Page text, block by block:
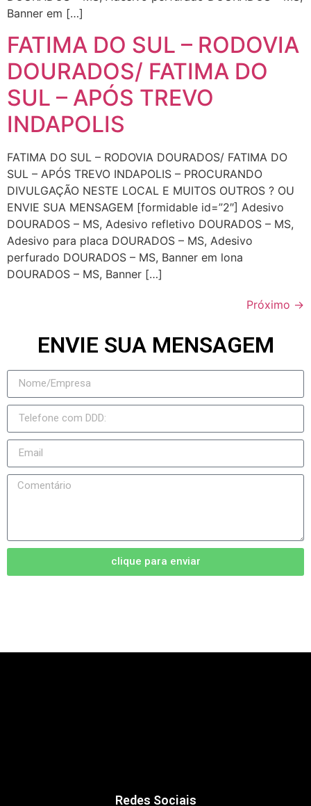
Banner em […]
FATIMA DO SUL – RODOVIA
DOURADOS/ FATIMA DO
SUL – APÓS TREVO
INDAPOLIS
FATIMA DO SUL – RODOVIA DOURADOS/ FATIMA DO
SUL – APÓS TREVO INDAPOLIS – PROCURANDO
DIVULGAÇÃO NESTE LOCAL E MUITOS OUTROS ? OU
ENVIE SUA MENSAGEM [formidable id=”2″] Adesivo
DOURADOS – MS, Adesivo refletivo DOURADOS – MS,
Adesivo para placa DOURADOS – MS, Adesivo
perfurado DOURADOS – MS, Banner em lona
DOURADOS – MS, Banner […]
Próximo →
ENVIE SUA MENSAGEM
clique para enviar
Redes Sociais